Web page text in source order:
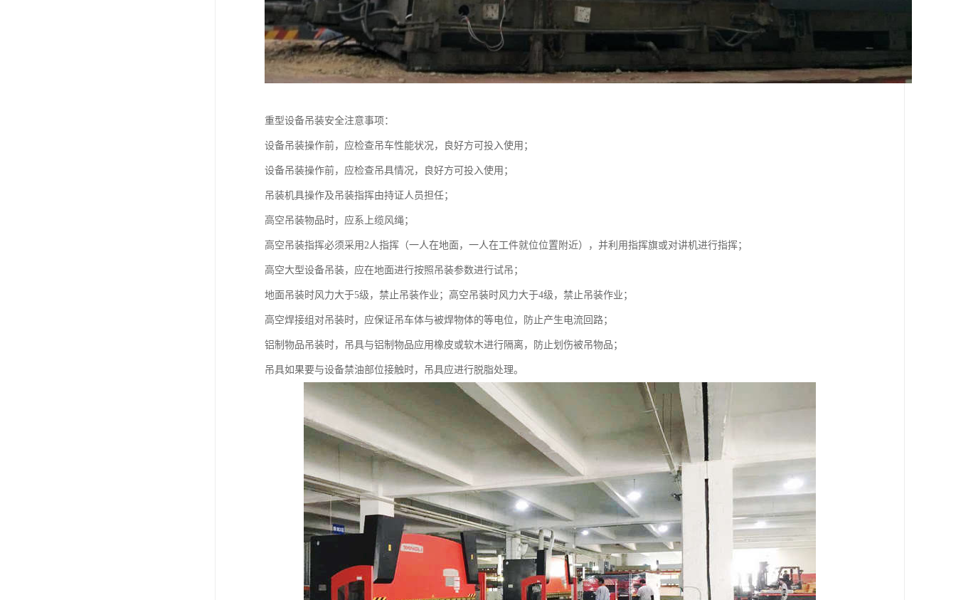
重型设备吊装安全注意事项：
设备吊装操作前，应检查吊车性能状况，良好方可投入使用；
设备吊装操作前，应检查吊具情况，良好方可投入使用；
吊装机具操作及吊装指挥由持证人员担任；
高空吊装物品时，应系上缆风绳；
高空吊装指挥必须采用2人指挥（一人在地面，一人在工件就位位置附近），并利用指挥旗或对讲机进行指挥；
高空大型设备吊装，应在地面进行按照吊装参数进行试吊；
地面吊装时风力大于5级，禁止吊装作业；高空吊装时风力大于4级，禁止吊装作业；
高空焊接组对吊装时，应保证吊车体与被焊物体的等电位，防止产生电流回路；
铝制物品吊装时，吊具与铝制物品应用橡皮或软木进行隔离，防止划伤被吊物品；
吊具如果要与设备禁油部位接触时，吊具应进行脱脂处理。